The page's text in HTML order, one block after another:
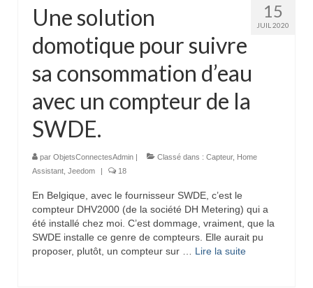
15
JUIL 2020
Une solution
domotique pour suivre
sa consommation d’eau
avec un compteur de la
SWDE.
par ObjetsConnectesAdmin Classé dans : Capteur, Home
Assistant Jeedom 18
En Belgique, avec le fournisseur SWDE, c’est le
compteur DHV2000 (de la société DH Metering) qui a
été installé chez moi. C’est dommage, vraiment, que la
SWDE installe ce genre de compteurs. Elle aurait pu
proposer, plutôt, un compteur sur … Lire la suite­­